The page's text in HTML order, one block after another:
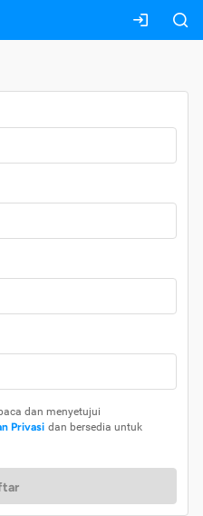
dan menyetujui
Privasi dan bersedia untuk